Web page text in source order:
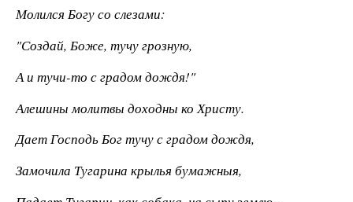
Молился Богу со слезами:
"Создай, Боже, тучу грозную,
А и тучи-то с градом дождя!"
Алешины молитвы доходны ко Христу.
Дает Господь Бог тучу с градом дождя,
Замочила Тугарина крылья бумажныя,